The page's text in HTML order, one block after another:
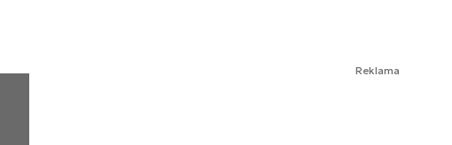
Reklama